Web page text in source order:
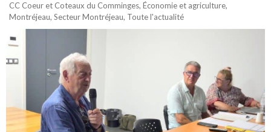
CC Coeur et Coteaux du Comminges, Économie et agriculture,
Montréjeau, Secteur Montréjeau, Toute l'actualité